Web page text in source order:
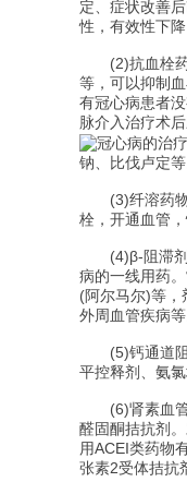
定、症状改善
性，有效性下
(2)抗血栓药
等，可以抑制
有冠心病患者
脉介入治疗术
钠、比伐卢定
(3)纤溶药物
栓，开通血管
(4)β-阻滞剂β
病的一线用药
(阿尔马尔)等，
外周血管疾病等
(5)钙通道阻
平控释剂、氨
(6)肾素血管
醛固酮拮抗剂
用ACEI类药物
张素2受体拮抗